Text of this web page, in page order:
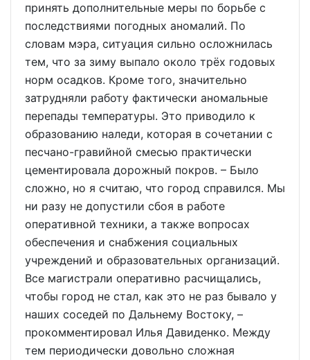
принять дополнительные меры по борьбе с
последствиями погодных аномалий. По
словам мэра, ситуация сильно осложнилась
тем, что за зиму выпало около трёх годовых
норм осадков. Кроме того, значительно
затрудняли работу фактически аномальные
перепады температуры. Это приводило к
образованию наледи, которая в сочетании с
песчано-гравийной смесью практически
цементировала дорожный покров. – Было
сложно, но я считаю, что город справился. Мы
ни разу не допустили сбоя в работе
оперативной техники, а также вопросах
обеспечения и снабжения социальных
учреждений и образовательных организаций.
Все магистрали оперативно расчищались,
чтобы город не стал, как это не раз бывало у
наших соседей по Дальнему Востоку, –
прокомментировал Илья Давиденко. Между
тем периодически довольно сложная